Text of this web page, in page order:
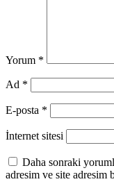
Yorum *
Ad *
E-posta *
İnternet sitesi
Daha sonraki
adresim ve site adresim